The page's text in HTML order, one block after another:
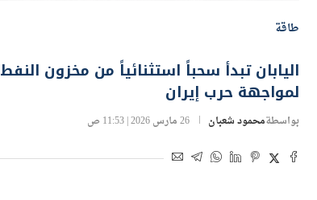
طاقة
اليابان تبدأ سحباً استثنائياً من مخزون النفط
لمواجهة حرب إيران
بواسطةمحمود شعبان 26 مارس 2026 | 11:53 ص